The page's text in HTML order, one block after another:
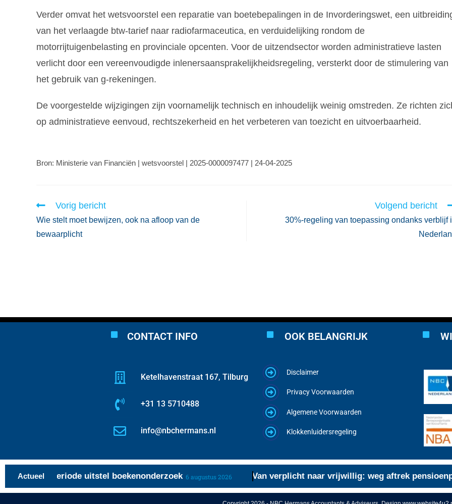
Verder omvat het wetsvoorstel een reparatie van boetebepalingen in de Invorderingswet, een
van het verlaagde btw-tarief naar radiofarmaceutica, en verduidelijking rondom de
motorrijtuigenbelasting en provinciale opcenten. Voor de uitzendsector worden administratieve lasten
verlicht door een vereenvoudigde inlenersaansprakelijkheidsregeling, versterkt door de stimulering van
het gebruik van g-rekeningen.
De voorgestelde wijzigingen zijn voornamelijk technisch en inhoudelijk weinig omstreden. Ze richten
op administratieve eenvoud, rechtszekerheid en het verbeteren van toezicht en uitvoerbaarheid.
Bron: Ministerie van Financiën | wetsvoorstel | 2025-0000097477 | 24-04-2025
Vorig bericht
Wie stelt moet bewijzen, ook na afloop van de
bewaarplicht
Volgend bericht
30%-regeling van toepassing ondanks verblijf
CONTACT INFO
Ketelhavenstraat 167, Tilburg
+31 13 5710488
info@nbchermans.nl
OOK BELANGRIJK
Disclaimer
Privacy Voorwaarden
Algemene Voorwaarden
Klokkenluidersregeling
Actueel
over periode uitstel boekenonderzoek 6 augustus 2026 Van verplicht naar vrijwillig: weg aftrek